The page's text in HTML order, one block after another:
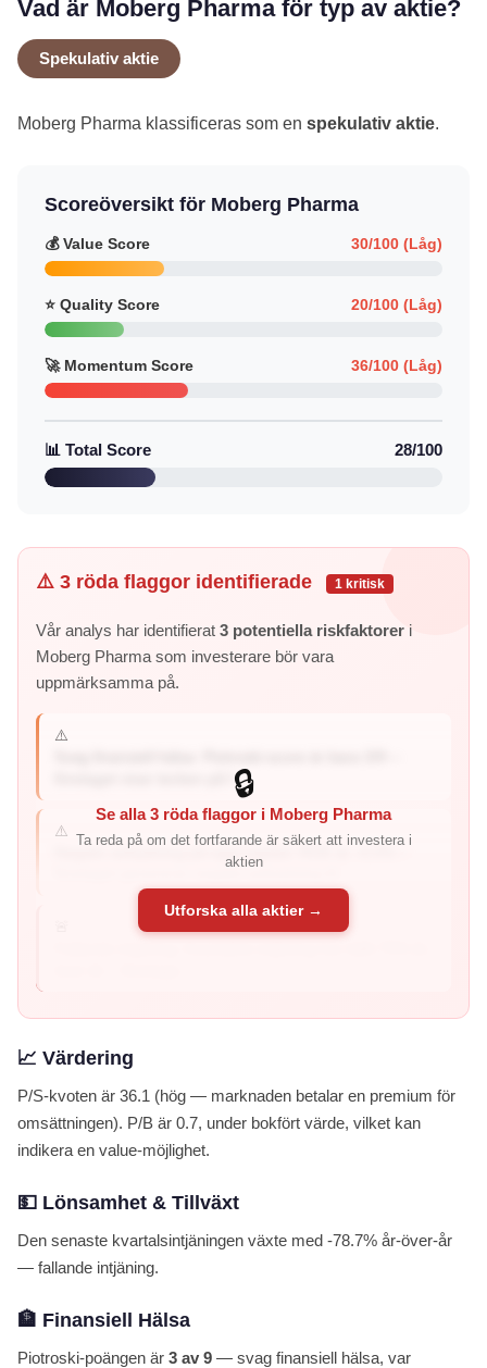
Vad är Moberg Pharma för typ av aktie?
Spekulativ aktie
Moberg Pharma klassificeras som en spekulativ aktie.
Scoreöversikt för Moberg Pharma
💰 Value Score 30/100 (Låg)
⭐ Quality Score 20/100 (Låg)
🚀 Momentum Score 36/100 (Låg)
📊 Total Score 28/100
⚠️ 3 röda flaggor identifierade 1 kritisk
Vår analys har identifierat 3 potentiella riskfaktorer i
Moberg Pharma som investerare bör vara
uppmärksamma på.
⚠️
företaget visar tecken på f...
⚠️
Negativ avkastning på eget kapital: ROE är -4.0% –
🔒
Se alla 3 röda flaggor i Moberg Pharma
Ta reda på om det fortfarande är säkert att investera i
aktien
Utforska alla aktier →
📈 Värdering
P/S-kvoten är 36.1 (hög — marknaden betalar en premium för
omsättningen). P/B är 0.7, under bokfört värde, vilket kan
indikera en value-möjlighet.
💵 Lönsamhet & Tillväxt
Den senaste kvartalsintjäningen växte med -78.7% år-över-år
— fallande intjäning.
🏦 Finansiell Hälsa
Piotroski-poängen är 3 av 9 — svag finansiell hälsa, var